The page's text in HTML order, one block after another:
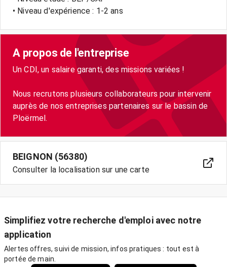
• Niveau d'expérience : 1-2 ans
A propos de l'entreprise
Un CDI, un salaire garanti, des missions variées !
Nous recrutons plusieurs collaborateurs pour intervenir
auprès de nos entreprises partenaires sur le bassin de
Ploërmel.
BEIGNON (56380)
Consulter la localisation sur une carte
Simplifiez votre recherche d'emploi avec notre
application
Alertes offres, suivi de mission, infos pratiques : tout est à
portée de main.